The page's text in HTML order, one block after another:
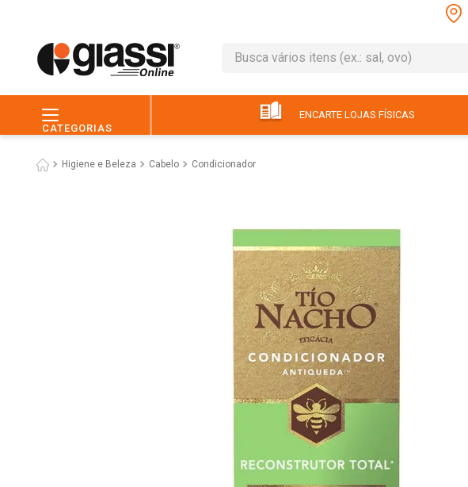
Busca vários itens (ex.: sal, ovo)
CATEGORIAS
ENCARTE LOJAS FÍSICAS
Higiene e Beleza Cabelo Condicionador
leite
3º
6º arroz
7 º macarrão
8º ovo
9º pão
10º iogurte